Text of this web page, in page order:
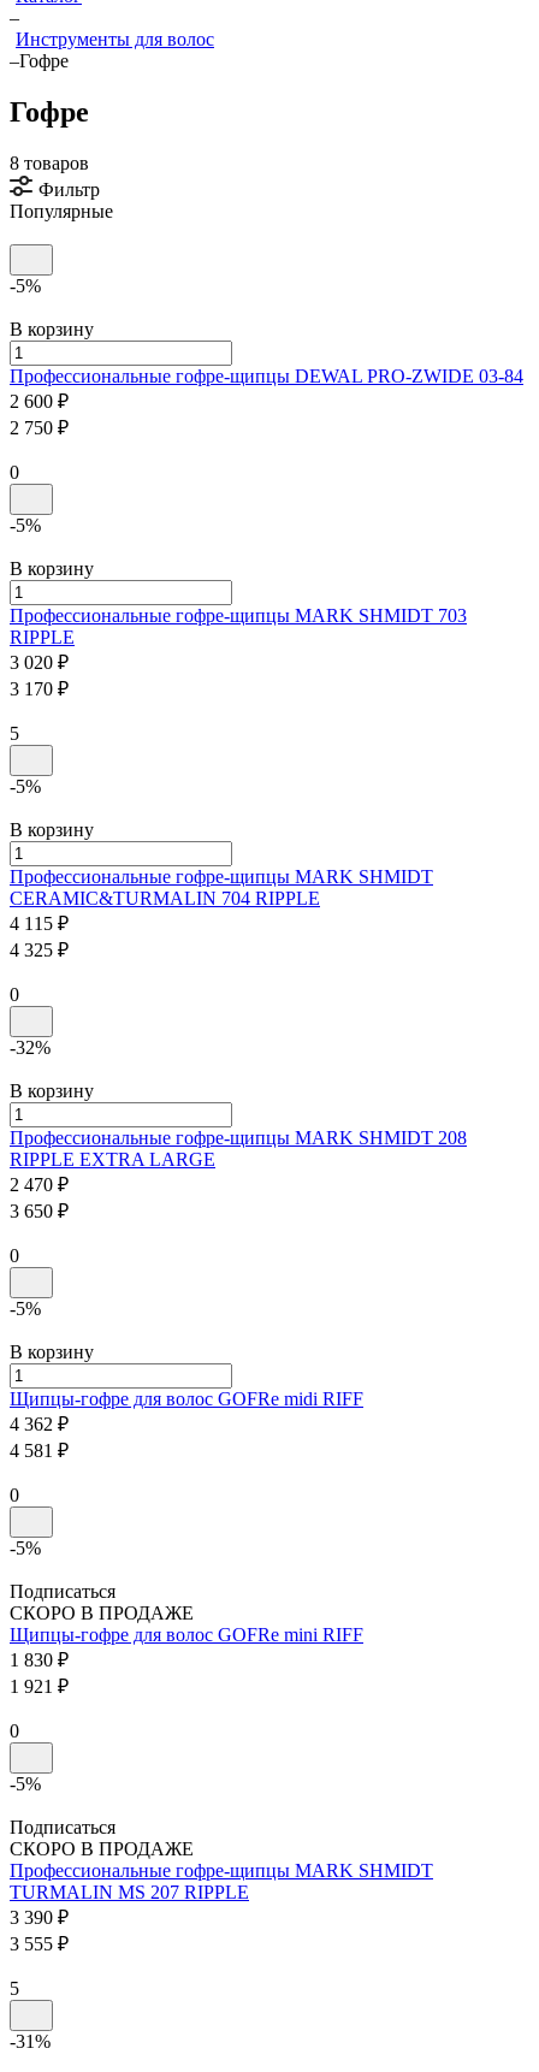
–
Инструменты для волос
–Гофре
Гофре
8 товаров
Фильтр
Популярные
-5%
В корзину
Профессиональные гофре-щипцы DEWAL PRO-ZWIDE 03-84
2 600 ₽
2 750 ₽
0
-5%
В корзину
Профессиональные гофре-щипцы MARK SHMIDT 703
RIPPLE
3 020 ₽
3 170 ₽
5
-5%
В корзину
Профессиональные гофре-щипцы MARK SHMIDT
CERAMIC&TURMALIN 704 RIPPLE
4 115 ₽
4 325 ₽
0
-32%
В корзину
Профессиональные гофре-щипцы MARK SHMIDT 208
RIPPLE EXTRA LARGE
2 470 ₽
3 650 ₽
0
-5%
В корзину
Щипцы-гофре для волос GOFRe midi RIFF
4 362 ₽
4 581 ₽
0
-5%
Подписаться
СКОРО В ПРОДАЖЕ
Щипцы-гофре для волос GOFRe mini RIFF
1 830 ₽
1 921 ₽
0
-5%
Подписаться
СКОРО В ПРОДАЖЕ
Профессиональные гофре-щипцы MARK SHMIDT
TURMALIN MS 207 RIPPLE
3 390 ₽
3 555 ₽
5
-31%